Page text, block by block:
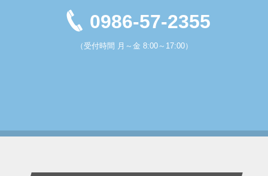
0986-57-2355
（受付時間 月～金 8:00～17:00）